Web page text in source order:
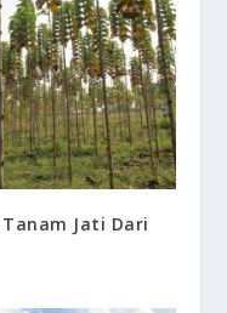
Jati Dari